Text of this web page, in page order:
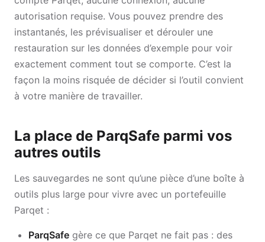
autorisation requise. Vous pouvez prendre des
instantanés, les prévisualiser et dérouler une
restauration sur les données d’exemple pour voir
exactement comment tout se comporte. C’est la
façon la moins risquée de décider si l’outil convient
à votre manière de travailler.
La place de ParqSafe parmi vos
autres outils
Les sauvegardes ne sont qu’une pièce d’une boîte à
outils plus large pour vivre avec un portefeuille
Parqet :
ParqSafe gère ce que Parqet ne fait pas : des